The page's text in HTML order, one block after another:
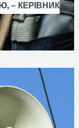
– КЕРІВНИК